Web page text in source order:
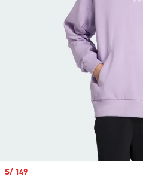
Precio de venta
S/ 149